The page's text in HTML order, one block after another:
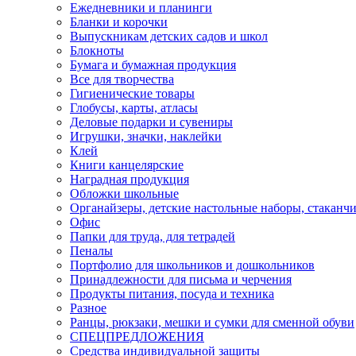
Ежедневники и планинги
Бланки и корочки
Выпускникам детских садов и школ
Блокноты
Бумага и бумажная продукция
Все для творчества
Гигиенические товары
Глобусы, карты, атласы
Деловые подарки и сувениры
Игрушки, значки, наклейки
Клей
Книги канцелярские
Наградная продукция
Обложки школьные
Органайзеры, детские настольные наборы,
Офис
Папки для труда, для тетрадей
Пеналы
Портфолио для школьников и дошкольников
Принадлежности для письма и черчения
Продукты питания, посуда и техника
Разное
Ранцы, рюкзаки, мешки и сумки для сменной обуви
СПЕЦПРЕДЛОЖЕНИЯ
Средства индивидуальной защиты